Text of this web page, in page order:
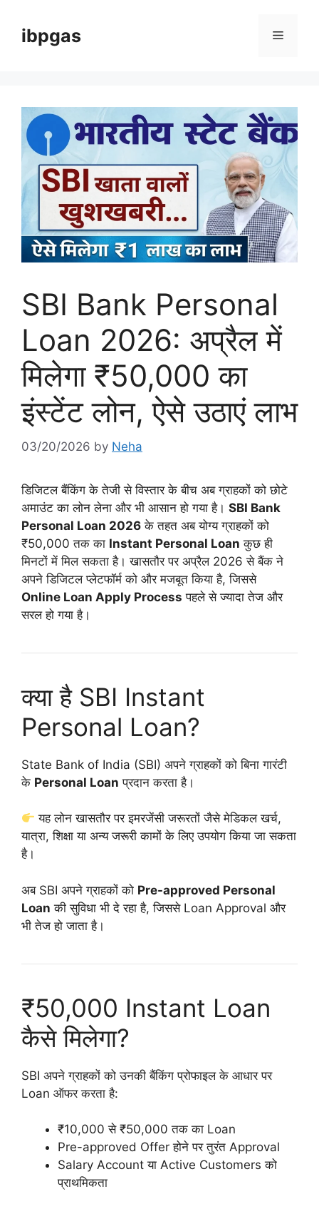
contentibpgas Menu
SBI Bank Personal
Loan 2026: अप्रैल में
मिलेगा ₹50,000 का
इंस्टेंट लोन, ऐसे उठाएं लाभ
03/20/2026 by Neha
डिजिटल बैंकिंग के तेजी से विस्तार के बीच अब ग्राहकों को छोटे
अमाउंट का लोन लेना और भी आसान हो गया है। SBI Bank
Personal Loan 2026 के तहत अब योग्य ग्राहकों को
₹50,000 तक का Instant Personal Loan कुछ ही
मिनटों में मिल सकता है। खासतौर पर अप्रैल 2026 से बैंक ने
अपने डिजिटल प्लेटफॉर्म को और मजबूत किया है, जिससे
Online Loan Apply Process पहले से ज्यादा तेज और
सरल हो गया है।
क्या है SBI Instant
Personal Loan?
State Bank of India (SBI) अपने ग्राहकों को बिना गारंटी
के Personal Loan प्रदान करता है।
यह लोन खासतौर पर इमरजेंसी जरूरतों जैसे मेडिकल खर्च,
यात्रा, शिक्षा या अन्य जरूरी कामों के लिए उपयोग किया जा सकता
है।
अब SBI अपने ग्राहकों को Pre-approved Personal
Loan की सुविधा भी दे रहा है, जिससे Loan Approval और
भी तेज हो जाता है।
₹50,000 Instant Loan
कैसे मिलेगा?
SBI अपने ग्राहकों को उनकी बैंकिंग प्रोफाइल के आधार पर
Loan ऑफर करता है:
₹10,000 से ₹50,000 तक का Loan
Pre-approved Offer होने पर तुरंत Approval
Salary Account या Active Customers को
प्राथमिकता